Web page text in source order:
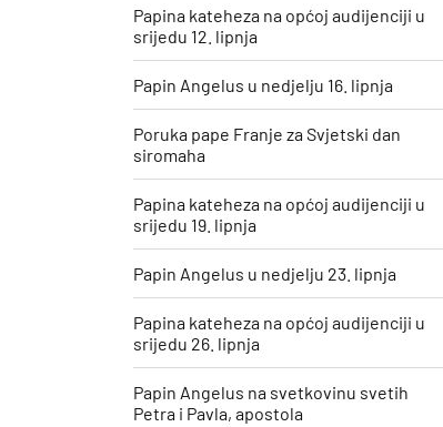
Papina kateheza na općoj audijenciji u
srijedu 12. lipnja
Papin Angelus u nedjelju 16. lipnja
Poruka pape Franje za Svjetski dan
siromaha
Papina kateheza na općoj audijenciji u
srijedu 19. lipnja
Papin Angelus u nedjelju 23. lipnja
Papina kateheza na općoj audijenciji u
srijedu 26. lipnja
Papin Angelus na svetkovinu svetih
Petra i Pavla, apostola